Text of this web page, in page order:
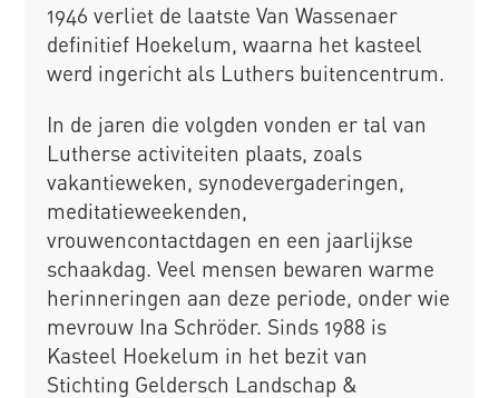
1946 verliet de laatste Van Wassenaer
definitief Hoekelum, waarna het kasteel
werd ingericht als Luthers buitencentrum.
In de jaren die volgden vonden er tal van
Lutherse activiteiten plaats, zoals
vakantieweken, synodevergaderingen,
meditatieweekenden,
vrouwencontactdagen en een jaarlijkse
schaakdag. Veel mensen bewaren warme
herinneringen aan deze periode, onder wie
mevrouw Ina Schröder. Sinds 1988 is
Kasteel Hoekelum in het bezit van
Stichting Geldersch Landschap &